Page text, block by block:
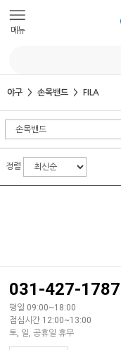
메뉴
야구 손목밴드 FILA
정렬
031-427-1787
평일 09:00~18:00
점심시간 12:00~13:00
토, 일, 공휴일 휴무